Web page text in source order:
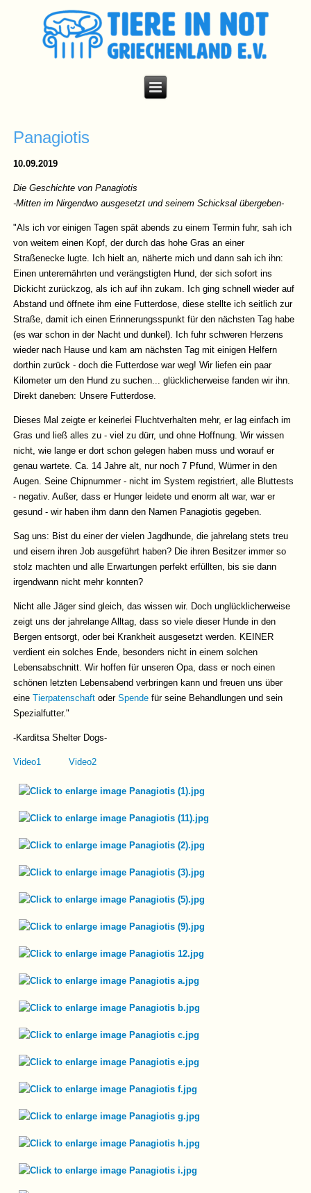
Panagiotis
10.09.2019
Die Geschichte von Panagiotis
-Mitten im Nirgendwo ausgesetzt und seinem Schicksal übergeben-
"Als ich vor einigen Tagen spät abends zu einem Termin fuhr, sah ich
von weitem einen Kopf, der durch das hohe Gras an einer
Straßenecke lugte. Ich hielt an, näherte mich und dann sah ich ihn:
Einen unterernährten und verängstigten Hund, der sich sofort ins
Dickicht zurückzog, als ich auf ihn zukam. Ich ging schnell wieder auf
Abstand und öffnete ihm eine Futterdose, diese stellte ich seitlich zur
Straße, damit ich einen Erinnerungsspunkt für den nächsten Tag habe
(es war schon in der Nacht und dunkel). Ich fuhr schweren Herzens
wieder nach Hause und kam am nächsten Tag mit einigen Helfern
dorthin zurück - doch die Futterdose war weg! Wir liefen ein paar
Kilometer um den Hund zu suchen... glücklicherweise fanden wir ihn.
Direkt daneben: Unsere Futterdose.
Dieses Mal zeigte er keinerlei Fluchtverhalten mehr, er lag einfach im
Gras und ließ alles zu - viel zu dürr, und ohne Hoffnung. Wir wissen
nicht, wie lange er dort schon gelegen haben muss und worauf er
genau wartete. Ca. 14 Jahre alt, nur noch 7 Pfund, Würmer in den
Augen. Seine Chipnummer - nicht im System registriert, alle Bluttests
- negativ. Außer, dass er Hunger leidete und enorm alt war, war er
gesund - wir haben ihm dann den Namen Panagiotis gegeben.
Sag uns: Bist du einer der vielen Jagdhunde, die jahrelang stets treu
und eisern ihren Job ausgeführt haben? Die ihren Besitzer immer so
stolz machten und alle Erwartungen perfekt erfüllten, bis sie dann
irgendwann nicht mehr konnten?
Nicht alle Jäger sind gleich, das wissen wir. Doch unglücklicherweise
zeigt uns der jahrelange Alltag, dass so viele dieser Hunde in den
Bergen entsorgt, oder bei Krankheit ausgesetzt werden. KEINER
verdient ein solches Ende, besonders nicht in einem solchen
Lebensabschnitt. Wir hoffen für unseren Opa, dass er noch einen
schönen letzten Lebensabend verbringen kann und freuen uns über
eineTierpatenschaftoderSpende für seine Behandlungen und sein
Spezialfutter."
-Karditsa Shelter Dogs-
Video1 Video2